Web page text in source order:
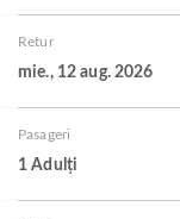
Retur
mie., 12 aug. 2026
Pasageri
1 Adulți